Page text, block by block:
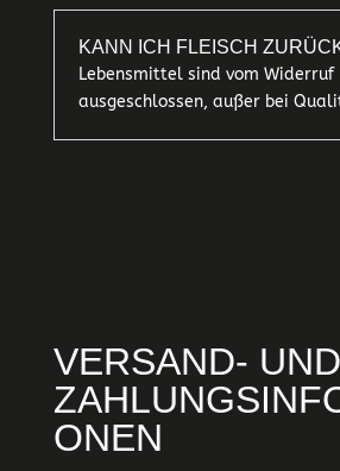
KANN ICH FLEISCH
Lebensmittel sind vom Widerruf
ausgeschlossen, außer bei
VERSAND- UND
ONEN